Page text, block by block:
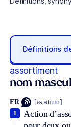
Définitions
assortiment
nom
FR [asɔʀtimɑ̃]
Action
1